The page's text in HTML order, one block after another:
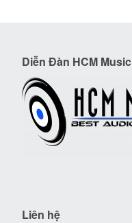
Diễn Đàn HCM Music
Liên hệ